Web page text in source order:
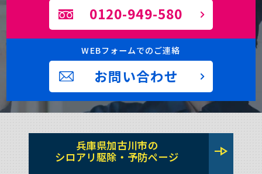
0120-949-580
WEBフォームでのご連絡
お問い合わせ
兵庫県加古川市の
シロアリ駆除・予防ページ
line_end_arrow